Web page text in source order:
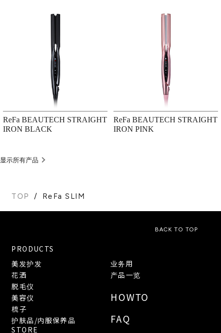
ReFa BEAUTECH STRAIGHT
IRON BLACK
ReFa BEAUTECH STRAIGHT
IRON PINK
显示所有产品
TOP ReFa SLIM
BACK TO TOP
PRODUCTS
美发护发
花洒
脱毛仪
美容仪
梳子
护肤品/内服保养品
业务用
产品一览
HOWTO
FAQ
STORE